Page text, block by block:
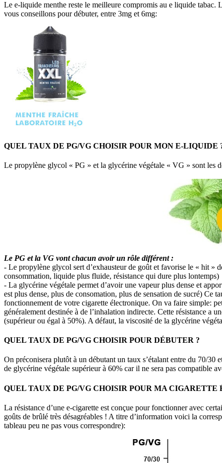
Le e-liquide menthe reste le meilleure compromis au e liquide
vous conseillons pour débuter, entre 3mg et 6mg:
QUEL TAUX DE PG/VG CHOISIR POUR MON E-LIQUIDE
Le propylène glycol « PG » et la glycérine végétale « VG » sont les
Le PG et la VG vont chacun avoir un rôle différent :
- Le propylène glycol sert d’exhausteur de goût et favorise le « hit »
consommation, liquide plus fluide, résistance qui dure plus lontemps)
- La glycérine végétale permet d’avoir une vapeur plus dense et
est plus dense, plus de consomation, plus de sensation de sucré) Ce
fonctionnement de votre cigarette électronique. On va faire simple:
généralement destinée à de l’inhalation indirecte. Cette résistance a
(supérieur ou égal à 50%). A défaut, la viscosité de la glycérine
QUEL TAUX DE PG/VG CHOISIR POUR DÉBUTER ?
On préconisera plutôt à un débutant un taux s’étalant entre du 70/
de glycérine végétale supérieur à 60% car il ne sera pas compatible
QUEL TAUX DE PG/VG CHOISIR POUR MA CIGARETTE
La résistance d’une e-cigarette est conçue pour fonctionner avec
goûts de brûlé très désagréables ! A titre d’information voici la
tableau peu ne pas vous correspondre):